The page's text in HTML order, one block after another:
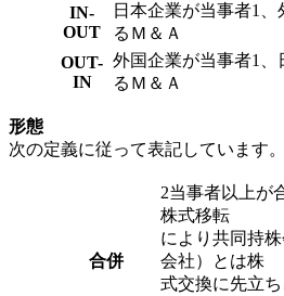
IN-
OUT
日本企業が当事者1
るＭ＆Ａ
OUT-
IN
外国企業が当事者1、
るＭ＆Ａ
形態
次の定義に従って表記しています。
合併
2当事者以上が
株式移転
により共同持
会社）とは株
式交換に先立